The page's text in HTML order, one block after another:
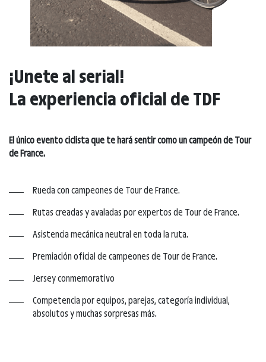
¡Unete al serial!
La experiencia oficial de TDF
El único evento ciclista que te hará sentir como un campeón de Tour
de France.
Rueda con campeones de Tour de France.
Rutas creadas y avaladas por expertos de Tour de France.
Asistencia mecánica neutral en toda la ruta.
Premiación oficial de campeones de Tour de France.
Jersey conmemorativo
Competencia por equipos, parejas, categoría individual,
absolutos y muchas sorpresas más.